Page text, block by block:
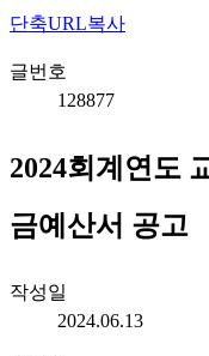
단축URL복사
글번호
128877
2024회계연도
금예산서 공고
작성일
2024.06.13